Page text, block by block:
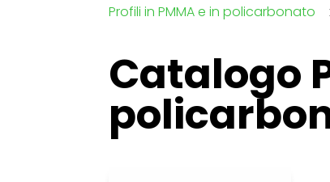
Profili in PMMA e in policarbonato
Catalogo